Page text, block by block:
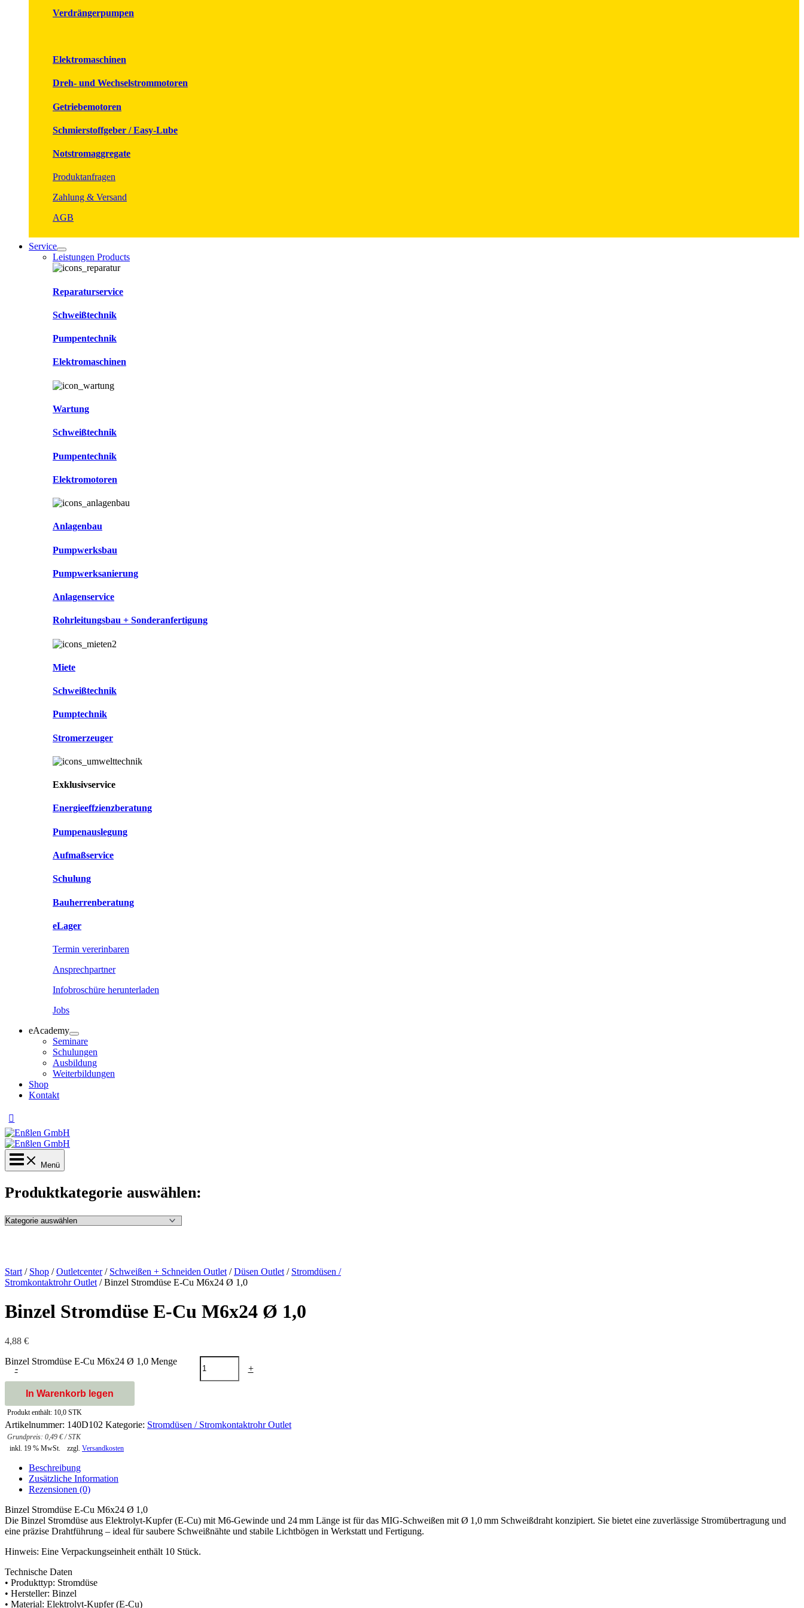
Verdrängerpumpen
Elektromaschinen
Dreh- und Wechselstrommotoren
Getriebemotoren
Schmierstoffgeber / Easy-Lube
Notstromaggregate
Produktanfragen
Zahlung & Versand
AGB
Service
Leistungen Products
Reparaturservice
Schweißtechnik
Pumpentechnik
Elektromaschinen
Wartung
Schweißtechnik
Pumpentechnik
Elektromotoren
Anlagenbau
Pumpwerksbau
Pumpwerksanierung
Anlagenservice
Rohrleitungsbau + Sonderanfertigung
Miete
Schweißtechnik
Pumptechnik
Stromerzeuger
Exklusivservice
Energieeffzienzberatung
Pumpenauslegung
Aufmaßservice
Schulung
Bauherrenberatung
eLager
Termin vererinbaren
Ansprechpartner
Infobroschüre herunterladen
Jobs
eAcademy
Seminare
Schulungen
Ausbildung
Weiterbildungen
Shop
Kontakt
Menü
Produktkategorie auswählen:
Start / Shop /Outletcenter/ Schweißen + Schneiden Outlet /Düsen Outlet / Stromdüsen /
Stromkontaktrohr Outlet / Binzel Stromdüse E-Cu M6x24 Ø 1,0
Binzel Stromdüse E-Cu M6x24 Ø 1,0
4,88 €
-
Binzel Stromdüse E-Cu M6x24 Ø 1,0 Menge
+
In Warenkorb legen
Produkt enthält: 10,0 STK
Artikelnummer: 140D102 Kategorie: Stromdüsen / Stromkontaktrohr Outlet
0,49 €/STK
inkl. 19 % MwSt.
zzgl. Versandkosten
Beschreibung
Zusätzliche Information
Rezensionen (0)
Binzel Stromdüse E-Cu M6x24 Ø 1,0
Die Binzel Stromdüse aus Elektrolyt-Kupfer (E-Cu) mit M6-Gewinde und 24 mm Länge ist für das MIG-Schweißen mit Ø 1,0 mm Schweißdraht konzipiert. Sie bietet eine zuverlässige Stromübertragung und
eine präzise Drahtführung – ideal für saubere Schweißnähte und stabile Lichtbögen in Werkstatt und Fertigung.
Hinweis: Eine Verpackungseinheit enthält 10 Stück.
Technische Daten
• Produkttyp: Stromdüse
• Hersteller: Binzel
• Material: Elektrolyt-Kupfer (E-Cu)